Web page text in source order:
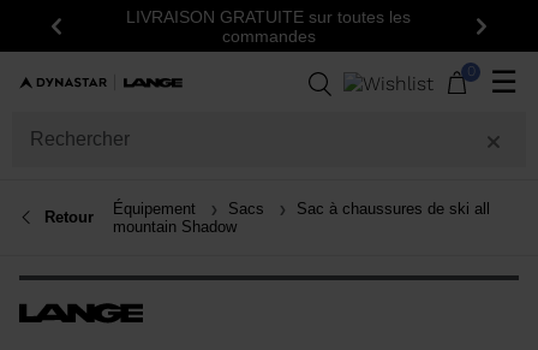
Précédent
LIVRAISON GRATUITE sur toutes les
commandes
0 ☰
Retour Équipement Sacs
Sac à chaussures de ski all
mountain Shadow